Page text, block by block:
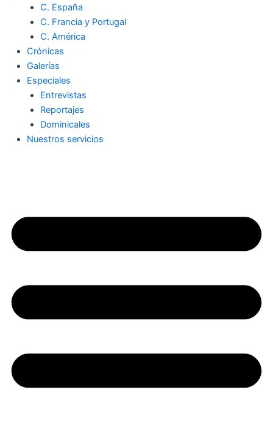
C. España
C. Francia y Portugal
C. América
Crónicas
Galerías
Especiales
Entrevistas
Reportajes
Dominicales
Nuestros servicios